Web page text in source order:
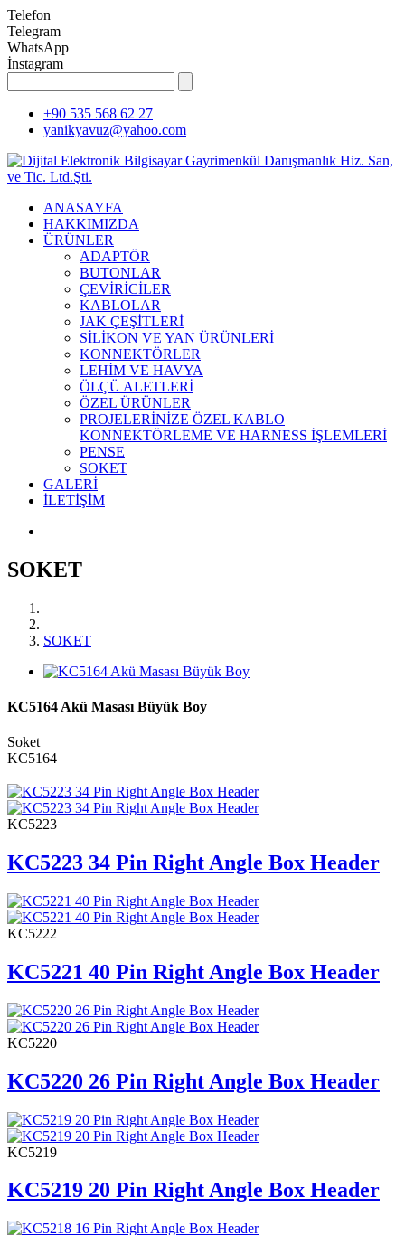
Telefon
Telegram
WhatsApp
İnstagram
+90 535 568 62 27
yanikyavuz@yahoo.com
ANASAYFA
HAKKIMIZDA
ÜRÜNLER
ADAPTÖR
BUTONLAR
ÇEVİRİCİLER
KABLOLAR
JAK ÇEŞİTLERİ
SİLİKON VE YAN ÜRÜNLERİ
KONNEKTÖRLER
LEHİM VE HAVYA
ÖLÇÜ ALETLERİ
ÖZEL ÜRÜNLER
PROJELERİNİZE ÖZEL KABLO
KONNEKTÖRLEME VE HARNESS İŞLEMLERİ
PENSE
SOKET
GALERİ
İLETİŞİM
SOKET
SOKET
KC5164 Akü Masası Büyük Boy
Soket
KC5164
KC5223
KC5223 34 Pin Right Angle Box Header
KC5222
KC5221 40 Pin Right Angle Box Header
KC5220
KC5220 26 Pin Right Angle Box Header
KC5219
KC5219 20 Pin Right Angle Box Header